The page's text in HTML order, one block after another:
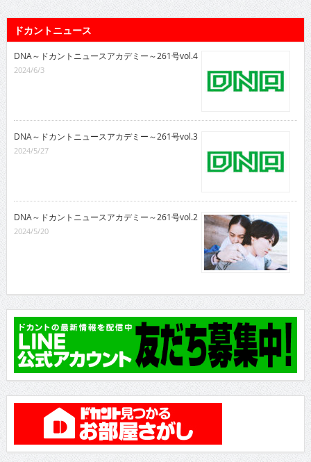
ドカントニュース
DNA～ドカントニュースアカデミー～261号vol.4
2024/6/3
DNA～ドカントニュースアカデミー～261号vol.3
2024/5/27
DNA～ドカントニュースアカデミー～261号vol.2
2024/5/20